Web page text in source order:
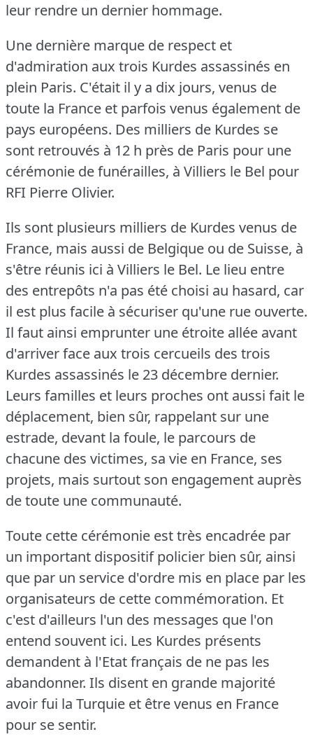
leur rendre un dernier hommage.
Une dernière marque de respect et
d'admiration aux trois Kurdes assassinés en
plein Paris. C'était il y a dix jours, venus de
toute la France et parfois venus également de
pays européens. Des milliers de Kurdes se
sont retrouvés à 12 h près de Paris pour une
cérémonie de funérailles, à Villiers le Bel pour
RFI Pierre Olivier.
Ils sont plusieurs milliers de Kurdes venus de
France, mais aussi de Belgique ou de Suisse, à
s'être réunis ici à Villiers le Bel. Le lieu entre
des entrepôts n'a pas été choisi au hasard, car
il est plus facile à sécuriser qu'une rue ouverte.
Il faut ainsi emprunter une étroite allée avant
d'arriver face aux trois cercueils des trois
Kurdes assassinés le 23 décembre dernier.
Leurs familles et leurs proches ont aussi fait le
déplacement, bien sûr, rappelant sur une
estrade, devant la foule, le parcours de
chacune des victimes, sa vie en France, ses
projets, mais surtout son engagement auprès
de toute une communauté.
Toute cette cérémonie est très encadrée par
un important dispositif policier bien sûr, ainsi
que par un service d'ordre mis en place par les
organisateurs de cette commémoration. Et
c'est d'ailleurs l'un des messages que l'on
entend souvent ici. Les Kurdes présents
demandent à l'Etat français de ne pas les
abandonner. Ils disent en grande majorité
avoir fui la Turquie et être venus en France
pour se sentir.